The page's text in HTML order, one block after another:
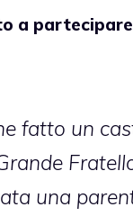
a
fatto un
una